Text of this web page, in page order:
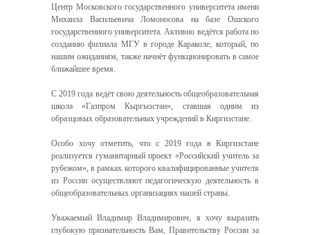
Центр Московского государственного университета имени
Михаила Васильевича Ломоносова на базе Ошского
государственного университета. Активно ведётся работа по
созданию филиала МГУ в городе Караколе, который, по
нашим ожиданиям, также начнёт функционировать в самое
ближайшее время.
С 2019 года ведёт свою деятельность общеобразовательная
школа «Газпром Кыргызстан», ставшая одним из
образцовых образовательных учреждений в Киргизстане.
Особо хочу отметить, что с 2019 года в Киргизстане
реализуется гуманитарный проект «Российский учитель за
рубежом», в рамках которого квалифицированные учителя
из России осуществляют педагогическую деятельность в
общеобразовательных организациях нашей страны.
Уважаемый Владимир Владимирович, я хочу выразить
глубокую признательность Вам, Правительству России за